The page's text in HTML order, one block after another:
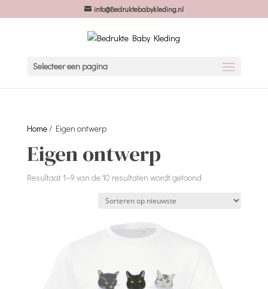
info@Bedruktebabykleding.nl
Selecteer een pagina
Home/ Eigen ontwerp
Eigen ontwerp
Resultaat 1–9 van de 10 resultaten wordt getoondGesorteerd